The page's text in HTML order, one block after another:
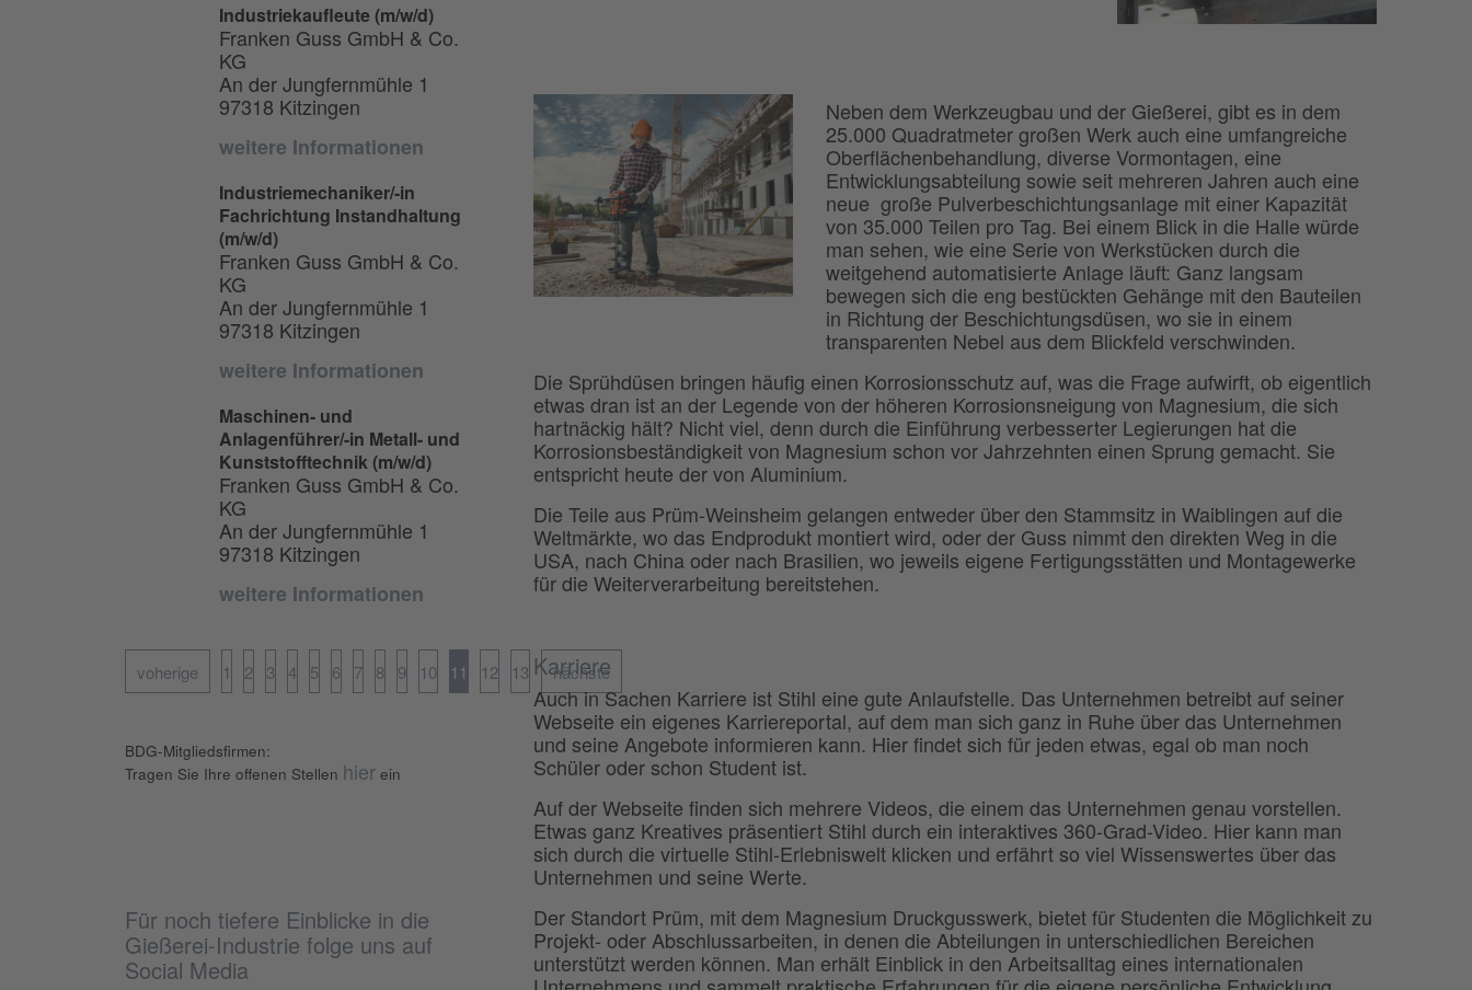
Industriekaufleute (m/w/d)
Franken Guss GmbH & Co.
KG
An der Jungfernmühle 1
97318 Kitzingen
weitere Informationen
Industriemechaniker/-in
Fachrichtung Instandhaltung
(m/w/d)
Franken Guss GmbH & Co.
KG
An der Jungfernmühle 1
97318 Kitzingen
weitere Informationen
Maschinen- und
Anlagenführer/-in Metall- und
Kunststofftechnik (m/w/d)
Franken Guss GmbH & Co.
KG
An der Jungfernmühle 1
97318 Kitzingen
weitere Informationen
voherige 1 2 3 4 5 6 7 8 9 10 11 12 13 nächste
BDG-Mitgliedsfirmen:
Tragen Sie Ihre offenen Stellen hier ein
Für noch tiefere Einblicke in die
Gießerei-Industrie folge uns auf
Social Media
Neben dem Werkzeugbau und der Gießerei, gibt es in dem
25.000 Quadratmeter großen Werk auch eine umfangreiche
Oberflächenbehandlung, diverse Vormontagen, eine
Entwicklungsabteilung sowie seit mehreren Jahren auch eine
neue große Pulverbeschichtungsanlage mit einer Kapazität
von 35.000 Teilen pro Tag. Bei einem Blick in die Halle würde
man sehen, wie eine Serie von Werkstücken durch die
weitgehend automatisierte Anlage läuft: Ganz langsam
bewegen sich die eng bestückten Gehänge mit den Bauteilen
in Richtung der Beschichtungsdüsen, wo sie in einem
transparenten Nebel aus dem Blickfeld verschwinden.
Die Sprühdüsen bringen häufig einen Korrosionsschutz auf, was die Frage aufwirft, ob eigentlich
etwas dran ist an der Legende von der höheren Korrosionsneigung von Magnesium, die sich
hartnäckig hält? Nicht viel, denn durch die Einführung verbesserter Legierungen hat die
Korrosionsbeständigkeit von Magnesium schon vor Jahrzehnten einen Sprung gemacht. Sie
entspricht heute der von Aluminium.
Die Teile aus Prüm-Weinsheim gelangen entweder über den Stammsitz in Waiblingen auf die
Weltmärkte, wo das Endprodukt montiert wird, oder der Guss nimmt den direkten Weg in die
USA, nach China oder nach Brasilien, wo jeweils eigene Fertigungsstätten und Montagewerke
für die Weiterverarbeitung bereitstehen.
Karriere
Auch in Sachen Karriere ist Stihl eine gute Anlaufstelle. Das Unternehmen betreibt auf seiner
Webseite ein eigenes Karriereportal, auf dem man sich ganz in Ruhe über das Unternehmen
und seine Angebote informieren kann. Hier findet sich für jeden etwas, egal ob man noch
Schüler oder schon Student ist.
Auf der Webseite finden sich mehrere Videos, die einem das Unternehmen genau vorstellen.
Etwas ganz Kreatives präsentiert Stihl durch ein interaktives 360-Grad-Video. Hier kann man
sich durch die virtuelle Stihl-Erlebniswelt klicken und erfährt so viel Wissenswertes über das
Unternehmen und seine Werte.
Der Standort Prüm, mit dem Magnesium Druckgusswerk, bietet für Studenten die Möglichkeit zu
Projekt- oder Abschlussarbeiten, in denen die Abteilungen in unterschiedlichen Bereichen
unterstützt werden können. Man erhält Einblick in den Arbeitsalltag eines internationalen